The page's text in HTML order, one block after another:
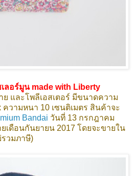
เลอร์มูน made with Liberty
ย และโพลีเอสเตอร์ มีขนาดความ
ความหนา 10 เซนติเมตร สินค้าจะ
Bandai วันที่ 13 กรกฎาคม
เดือนกันยายน 2017 โดยจะขายใน
รวมภาษี)